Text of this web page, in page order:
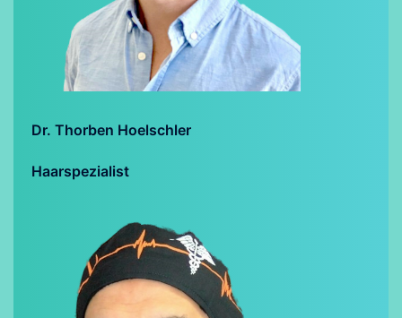
Dr. Thorben Hoelschler
Haarspezialist